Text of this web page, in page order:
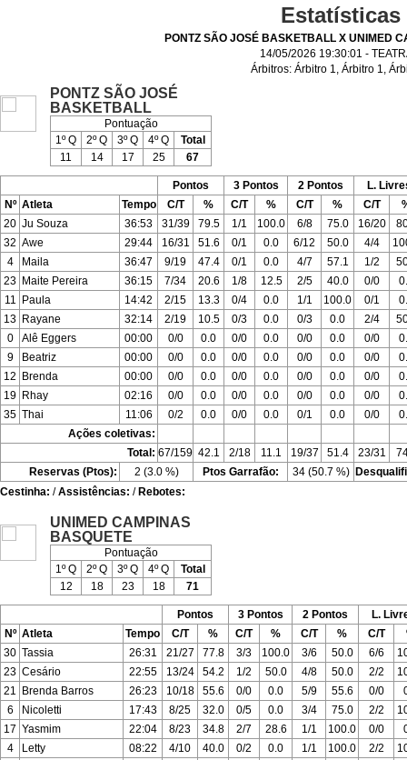
Estatísticas
PONTZ SÃO JOSÉ BASKETBALL X UNIMED
14/05/2026 19:30:01 -
Árbitros: Árbitro 1, Árbitro 1,
PONTZ SÃO JOSÉ
BASKETBALL
Pontuação
1º Q
2º Q 3º Q 4º Q
Total
11
14 17 25 67
Pontos 3 Pontos 2 Pontos
L.
Nº Atleta Tempo C/T % C/T % C/T % C/T
20 Ju Souza 36:53 31/39 79.5 1/1 100.0 6/8 75.0 16/20
32 Awe 29:44 16/31 51.6 0/1 0.0 6/12 50.0 4/4
4
Maila 36:47 9/19 47.4 0/1 0.0 4/7 57.1 1/2
23 Maite Pereira 36:15 7/34 20.6 1/8 12.5 2/5 40.0 0/0
11
Paula 14:42 2/15 13.3 0/4 0.0 1/1 100.0 0/1
13 Rayane 32:14 2/19 10.5 0/3 0.0 0/3 0.0 2/4
0
Alê Eggers 00:00 0/0 0.0 0/0 0.0 0/0 0.0 0/0
9
Beatriz 00:00 0/0 0.0 0/0 0.0 0/0 0.0 0/0
12
Brenda 00:00 0/0 0.0 0/0 0.0 0/0 0.0 0/0
19 Rhay 02:16 0/0 0.0 0/0 0.0 0/0 0.0 0/0
35 Thai 11:06 0/2 0.0 0/0 0.0 0/1 0.0 0/0
Ações coletivas:
Total: 67/159 42.1 2/18 11.1 19/37 51.4 23/31
Reservas (Ptos):
2 (3.0 %) Ptos Garrafão: 34 (50.7 %)
Cestinha: /Assistências: / Rebotes:
UNIMED CAMPINAS
BASQUETE
Pontuação
1º Q
2º Q 3º Q 4º Q
Total
12
18 23 18 71
Pontos 3 Pontos 2 Pontos
L.
Nº Atleta Tempo C/T % C/T % C/T % C/T
30 Tassia 26:31 21/27 77.8 3/3 100.0 3/6 50.0 6/6
23 Cesário 22:55 13/24 54.2 1/2 50.0 4/8 50.0 2/2
21
Brenda Barros 26:23 10/18 55.6 0/0 0.0 5/9 55.6 0/0
6
Nicoletti 17:43 8/25 32.0 0/5 0.0 3/4 75.0 2/2
17 Yasmim 22:04 8/23 34.8 2/7 28.6 1/1 100.0 0/0
4
Letty 08:22 4/10 40.0 0/2 0.0 1/1 100.0 2/2